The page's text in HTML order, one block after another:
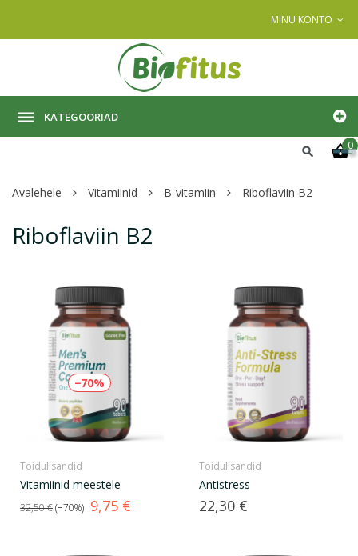
MINU KONTO
KATEGOORIAD
0
Avalehele Vitamiinid B-vitamiin Riboflaviin B2
Riboflaviin B2
−70%
Toidulisandid
Vitamiinid meestele
Tavahind
32,50 € −70% Hind
9,75 €
Toidulisandid
Antistress
Hind
22,30 €